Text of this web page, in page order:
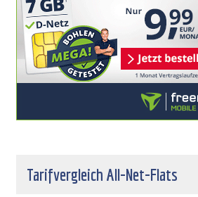
Tarifvergleich All-Net-Flats